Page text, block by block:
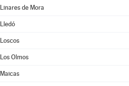
Linares de Mora
Lledó
Loscos
Los Olmos
Maicas